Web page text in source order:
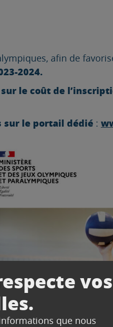
vos
que nous
afin de
2024.
le coût de
sur le portail dédié :